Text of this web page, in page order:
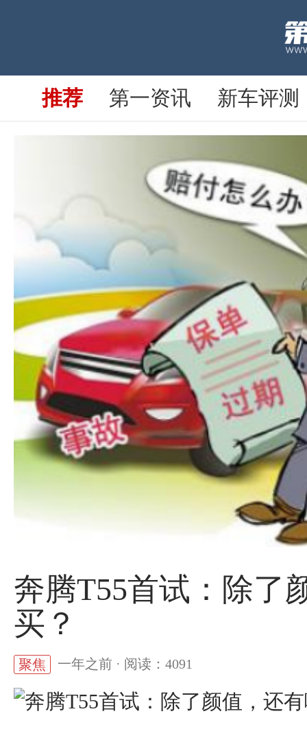
推荐 第一资讯 新车评测
人保车险|你知道车
吗？
聚焦 一年之前 · 阅读：0
奔腾T55首试：除了
买？
聚焦 一年之前 · 阅读：4091